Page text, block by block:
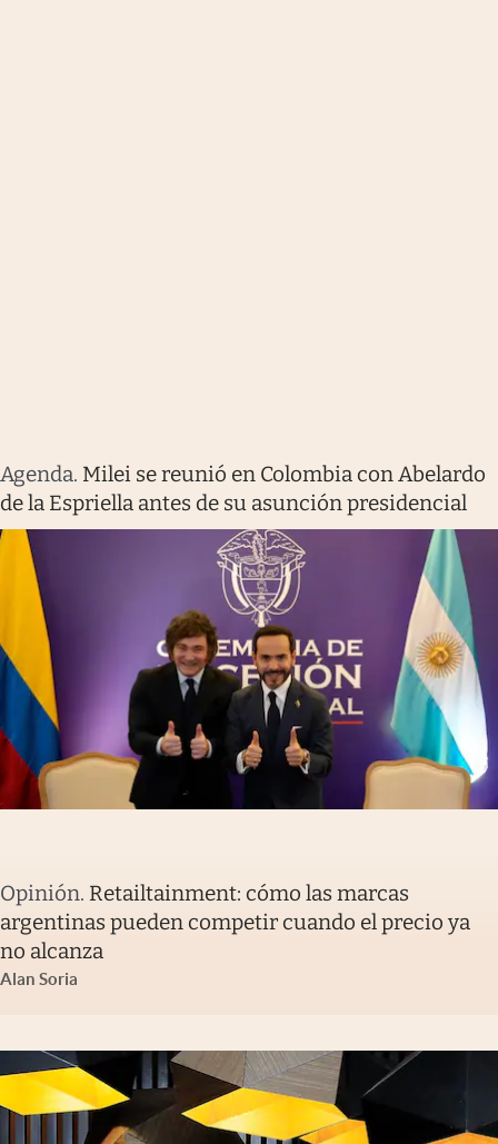
Agenda. Milei se reunió en Colombia con Abelardo
de la Espriella antes de su asunción presidencial
Opinión. Retailtainment: cómo las marcas
argentinas pueden competir cuando el precio ya
no alcanza
Alan Soria